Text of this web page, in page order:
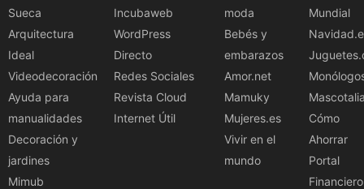
Sueca
Arquitectura
Ideal
Videodecoración
Ayuda para
manualidades
Decoración y
jardines
Mimub
Incubaweb
WordPress
Directo
Redes Sociales
Revista Cloud
Internet Útil
moda
Bebés y
embarazos
Amor.net
Mamuky
Mujeres.es
Vivir en el
mundo
Mundial
Cómo
Ahorrar
Portal
Financiero